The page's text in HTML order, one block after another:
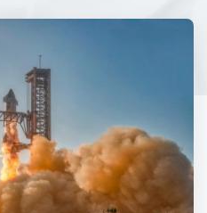
ЧП И КРИМИНАЛ